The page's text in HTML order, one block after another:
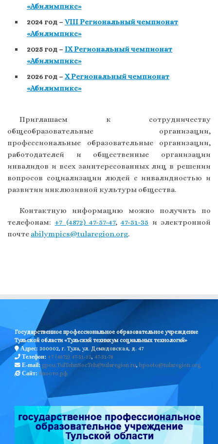
«Абилимпикс»
2024 год –VIII Региональный чемпионат
«Абилимпикс»
2025 год –IX Региональный чемпионат
«Абилимпикс»
2026 год –X Региональный чемпионат
«Абилимпикс»
Приглашаем к сотрудничеству
общеобразовательные организации,
профессиональные образовательные организации,
работодателей и общественные организации
инвалидов и всех заинтересованных лиц в решении
вопросов социализации людей с инвалидностью и
развитии инклюзивной культуры общества.
Контактную информацию можно получить по
телефонам:+7 (4872) 47-57-47,47-51-35 и электронной
почте abilympics@tularegion.org.
Государственное профессиональное образовательное учреждение
Тульской области «Тульский техникум социальных технологий»
Адрес: 300002, г. Тула, ул. Демидовская, д. 47
Телефон: +7 (4872) 47-51-35, 47-51-78
E-mail: gpou.TulTehnSocTeh@tularegion.ru, bpooto@tularegion.org
Сайт: бпоото.рф